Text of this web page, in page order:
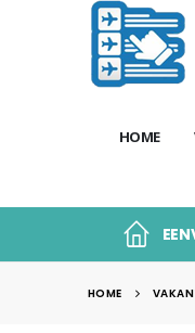
HOME
HOME